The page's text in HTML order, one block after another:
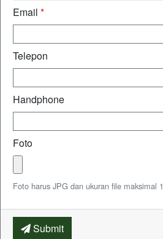
Email *
Telepon
Handphone
Foto
Foto harus JPG dan ukuran file maksimal
Submit